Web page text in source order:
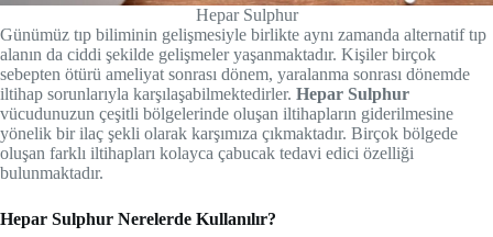
Hepar Sulphur
Günümüz tıp biliminin gelişmesiyle birlikte aynı zamanda alternatif tıp
alanın da ciddi şekilde gelişmeler yaşanmaktadır. Kişiler birçok
sebepten ötürü ameliyat sonrası dönem, yaralanma sonrası dönemde
iltihap sorunlarıyla karşılaşabilmektedirler. Hepar Sulphur
vücudunuzun çeşitli bölgelerinde oluşan iltihapların giderilmesine
yönelik bir ilaç şekli olarak karşımıza çıkmaktadır. Birçok bölgede
oluşan farklı iltihapları kolayca çabucak tedavi edici özelliği
bulunmaktadır.
Hepar Sulphur Nerelerde Kullanılır?